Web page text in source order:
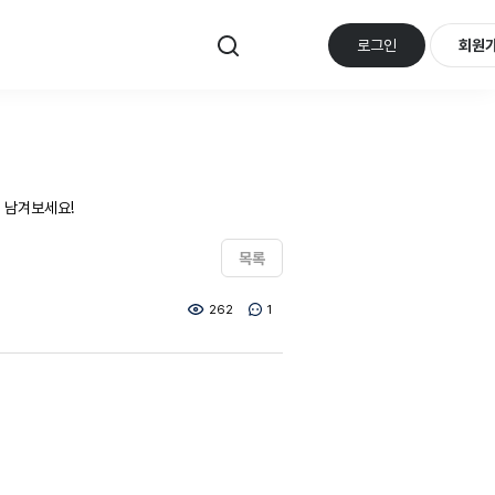
로그인 회원
겨보세요!
목록
262 1